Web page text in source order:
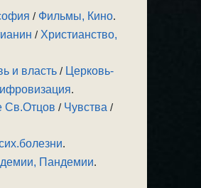
/ Фильмы, Кино.
/ Христианство,
и власть / Церковь-
.
Св.Отцов / Чувства /
.
Пандемии.